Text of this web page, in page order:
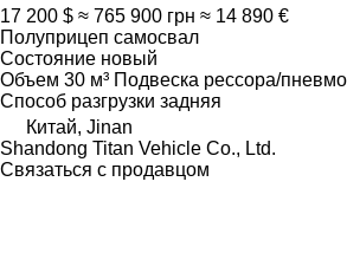
17 200 $ ≈ 765 900 грн ≈ 14 890 €
Полуприцеп самосвал
Состояние новый
Объем 30 м³ Подвеска рессора/пневмо
Способ разгрузки задняя
Китай, Jinan
Shandong Titan Vehicle Co., Ltd.
Связаться с продавцом